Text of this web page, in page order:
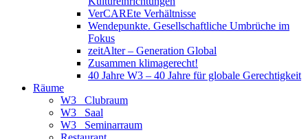
VerCAREte Verhältnisse
Wendepunkte. Gesellschaftliche Umbrüche im
Fokus
zeitAlter – Generation Global
Zusammen klimagerecht!
40 Jahre W3 – 40 Jahre für globale Gerechtigkeit
Räume
W3_ Clubraum
W3_ Saal
W3_ Seminarraum